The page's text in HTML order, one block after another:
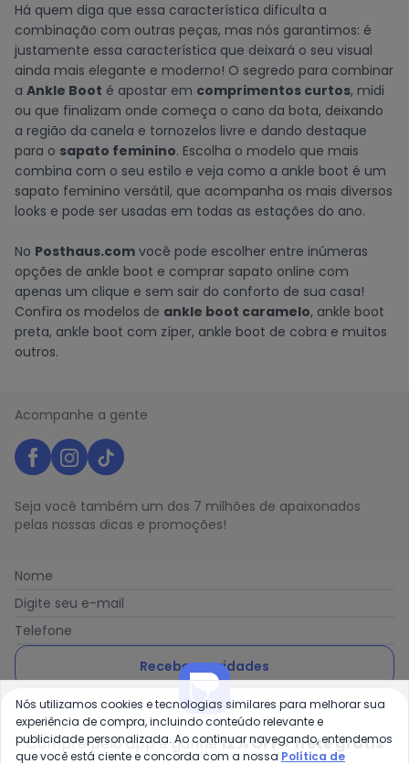
Há quem diga que essa característica dificulta a
combinação com outras peças, mas nós garantimos: é
justamente essa característica que deixará o seu visual
ainda mais elegante e moderno! O segredo para combinar
a Ankle Boot é apostar em comprimentos curtos, midi
ou que finalizam onde começa o cano da bota, deixando
a região da canela e tornozelos livre e dando destaque
para o sapato feminino. Escolha o modelo que mais
combina com o seu estilo e veja como a ankle boot é um
sapato feminino versátil, que acompanha os mais diversos
looks e pode ser usadas em todas as estações do ano.
No Posthaus.com você pode escolher entre inúmeras
opções de ankle boot e comprar sapato online com
apenas um clique e sem sair do conforto de sua casa!
Confira os modelos de ankle boot caramelo, ankle boot
preta, ankle boot com zíper, ankle boot de cobra e muitos
outros.
Acompanhe a gente
Seja você também um dos 7 milhões de apaixonados
pelas nossas dicas e promoções!
Nome
Digite seu e-mail
Telefone
Receber novidades
Ao enviar o cadastro, você concorda com a nossa Política
de Privacidade
Compre pelo app e ganhe12% OFF + frete grátis
Nós utilizamos cookies e tecnologias similares para melhorar sua
experiência de compra, incluindo conteúdo relevante e
publicidade personalizada. Ao continuar navegando, entendemos
que você está ciente e concorda com a nossa Política de